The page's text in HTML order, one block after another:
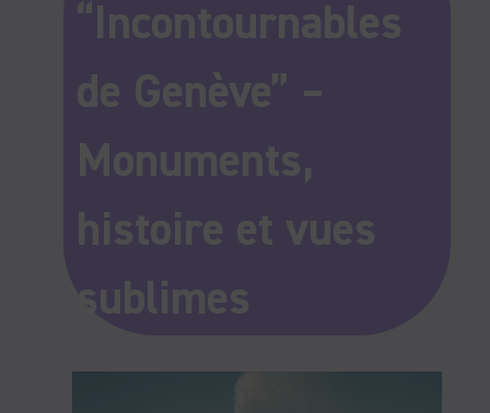
“Incontournables
de Genève” –
Monuments,
histoire et vues
sublimes